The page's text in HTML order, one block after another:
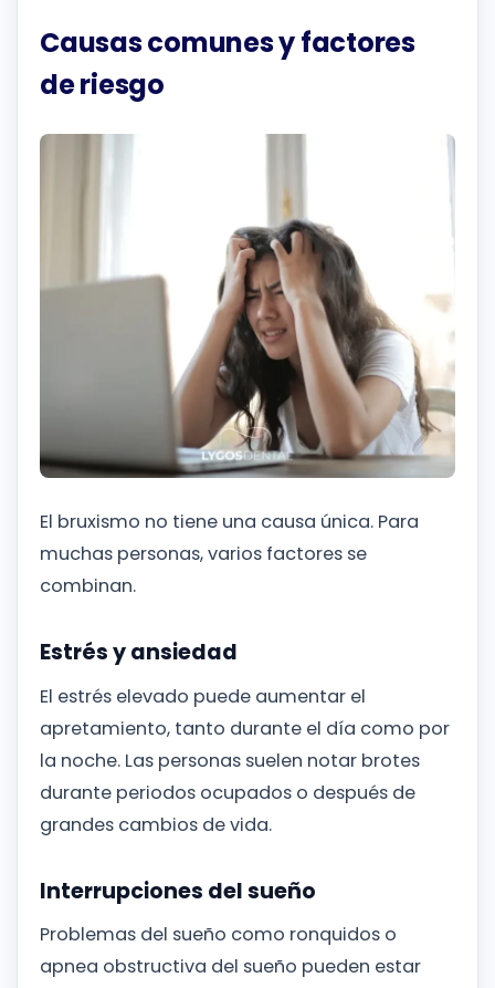
Causas comunes y factores
de riesgo
El bruxismo no tiene una causa única. Para
muchas personas, varios factores se
combinan.
Estrés y ansiedad
El estrés elevado puede aumentar el
apretamiento, tanto durante el día como por
la noche. Las personas suelen notar brotes
durante periodos ocupados o después de
grandes cambios de vida.
Interrupciones del sueño
Problemas del sueño como ronquidos o
apnea obstructiva del sueño pueden estar